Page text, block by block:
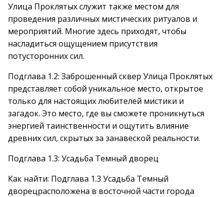
Улица Проклятых служит также местом для
проведения различных мистических ритуалов и
мероприятий. Многие здесь приходят, чтобы
насладиться ощущением присутствия
потусторонних сил.
Подглава 1.2: Заброшенный сквер Улица Проклятых
представляет собой уникальное место, открытое
только для настоящих любителей мистики и
загадок. Это место, где вы сможете проникнуться
энергией таинственности и ощутить влияние
древних сил, скрытых за занавеской реальности.
Подглава 1.3: Усадьба Темный дворец
Как найти: Подглава 1.3 Усадьба Темный
дворецрасположена в восточной части города